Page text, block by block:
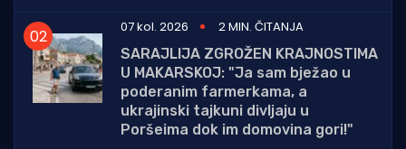
07 kol. 2026
2 MIN. ČITANJA
SARAJLIJA ZGROŽEN KRAJNOSTIMA
U MAKARSKOJ: "Ja sam bježao u
poderanim farmerkama, a
ukrajinski tajkuni divljaju u
Poršeima dok im domovina gori!"